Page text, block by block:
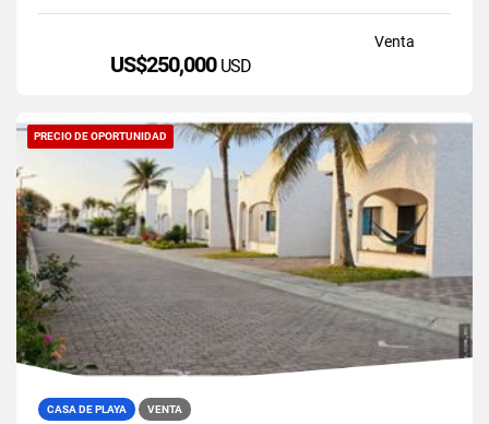
Venta
US$250,000 USD
PRECIO DE OPORTUNIDAD
CASA DE PLAYA VENTA